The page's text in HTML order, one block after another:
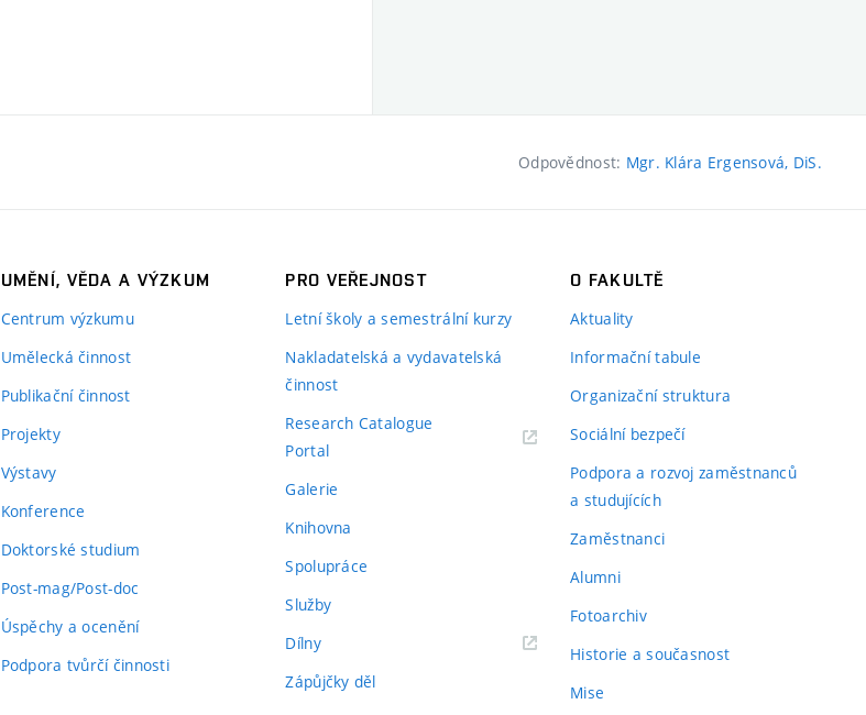
Odpovědnost: Mgr. Klára Ergensová, DiS.
UMĚNÍ, VĚDA A VÝZKUM
Centrum výzkumu
Umělecká činnost
Publikační činnost
Projekty
Výstavy
Konference
Doktorské studium
Post-mag/Post-doc
Úspěchy a ocenění
Podpora tvůrčí činnosti
PRO VEŘEJNOST
Letní školy a semestrální kurzy
Nakladatelská a vydavatelská
činnost
Research Catalogue
Portal
Galerie
Knihovna
Spolupráce
Služby
Dílny
Zápůjčky děl
O FAKULTĚ
Aktuality
Informační tabule
Organizační struktura
Sociální bezpečí
Podpora a rozvoj zaměstnanců
a studujících
Zaměstnanci
Alumni
Fotoarchiv
Historie a současnost
Mise